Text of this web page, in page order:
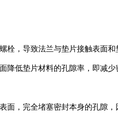
栓，导致法兰与垫片接触表面
降低垫片材料的孔隙率，即减少
面，完全堵塞密封本身的孔隙，